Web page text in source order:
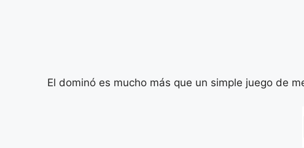
El dominó es mucho más que un simple juego de